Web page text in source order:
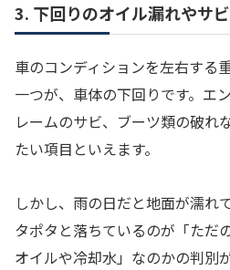
3. 下回りのオイル漏れやサ
車のコンディションを左右する
一つが、車体の下回りです。エ
レームのサビ、ブーツ類の破れ
たい項目といえます。
しかし、雨の日だと地面が濡れ
タポタと落ちているのが「ただ
オイルや冷却水」なのかの判別